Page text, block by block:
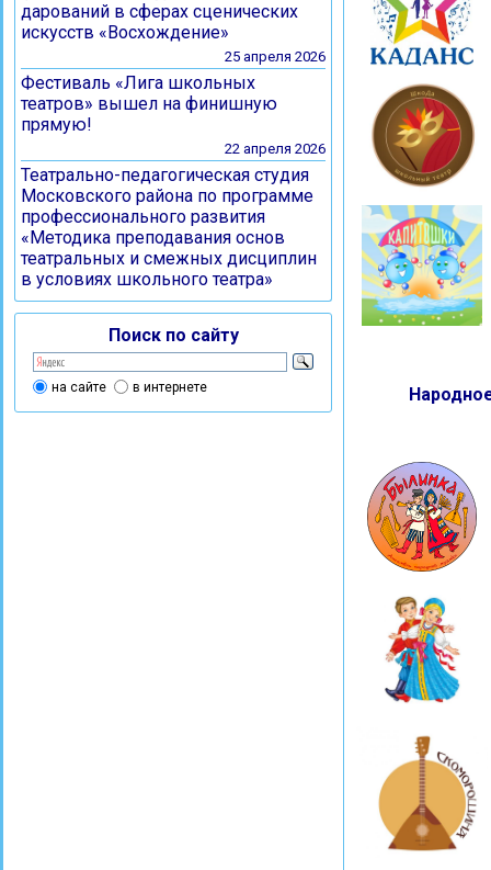
дарований в сферах сценических
искусств «Восхождение»
25 апреля 2026
Фестиваль «Лига школьных
театров» вышел на финишную
прямую!
22 апреля 2026
Театрально-педагогическая студия
Московского района по программе
профессионального развития
«Методика преподавания основ
театральных и смежных дисциплин
в условиях школьного театра»
Поиск по сайту
на сайте в интернете